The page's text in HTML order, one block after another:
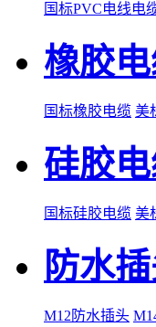
国标PVC电线电
橡胶
国标橡胶电缆 美
硅胶
国标硅胶电缆 美
防水
M12防水插头